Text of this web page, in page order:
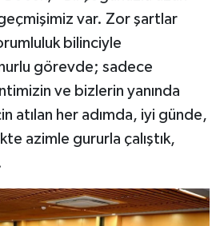
var. Zor şartlar
bilinciyle
görevde; sadece
ve bizlerin yanında
atılan her adımda, iyi günde,
azimle gururla çalıştık,